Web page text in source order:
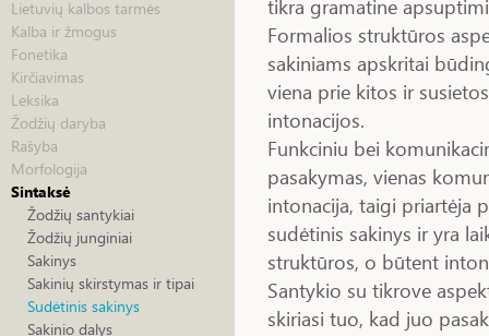
Lietuvių kalbos tarmės
Kalba ir žmogus
Fonetika
Kirčiavimas
Leksika
Žodžių daryba
Rašyba
Morfologija
Sintaksė
Žodžių santykiai
Žodžių junginiai
Sakinys
Sakinių skirstymas ir tipai
Sudėtinis sakinys
Sakinio dalys
tikra gramatine
Formalios struktūros
sakiniams apskritai
viena prie kitos ir
intonacijos.
Funkciniu bei
pasakymas, vienas
intonacija, taigi priartėja
sudėtinis sakinys ir yra
struktūros, o būtent
Santykio su tikrove
skiriasi tuo, kad juo